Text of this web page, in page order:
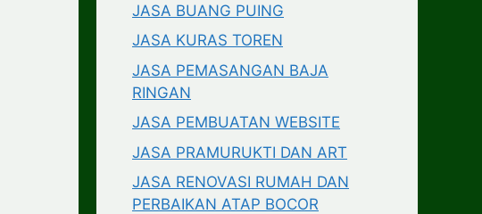
JASA BUANG PUING
JASA KURAS TOREN
JASA PEMASANGAN BAJA
RINGAN
JASA PEMBUATAN WEBSITE
JASA PRAMURUKTI DAN ART
JASA RENOVASI RUMAH DAN
PERBAIKAN ATAP BOCOR